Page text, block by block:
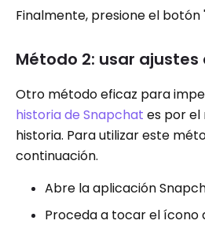
Finalmente, presione el botón
Método 2: usar
Otro método eficaz para
historia de Snapchat es por el
historia. Para utilizar este
continuación.
Abre la aplicación
Proceda a tocar el ícono